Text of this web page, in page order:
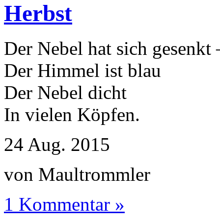
Herbst
Der Nebel hat sich gesenkt
Der Himmel ist blau
Der Nebel dicht
In vielen Köpfen.
24 Aug. 2015
von Maultrommler
1 Kommentar »